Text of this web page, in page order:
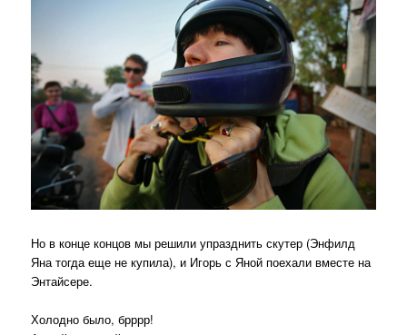
Но в конце концов мы решили упразднить скутер (Энфилд
Яна тогда еще не купила), и Игорь с Яной поехали вместе на
Энтайсере.
Холодно было, брррр!